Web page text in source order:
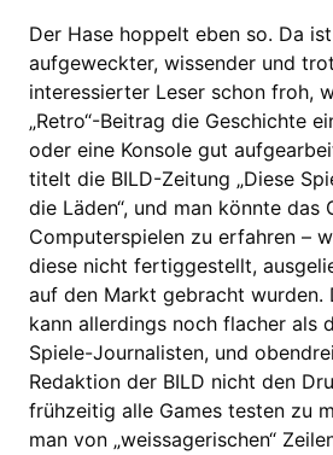
Der Hase hoppelt eben so. Da
aufgeweckter, wissender und
interessierter Leser schon froh,
„Retro“-Beitrag die Geschichte
oder eine Konsole gut
titelt die BILD-Zeitung „Diese
die Läden“, und man könnte das
Computerspielen zu erfahren –
diese nicht fertiggestellt,
auf den Markt gebracht wurden.
kann allerdings noch flacher als
Spiele-Journalisten, und
Redaktion der BILD nicht den
frühzeitig alle Games testen zu
man von „weissagerischen“